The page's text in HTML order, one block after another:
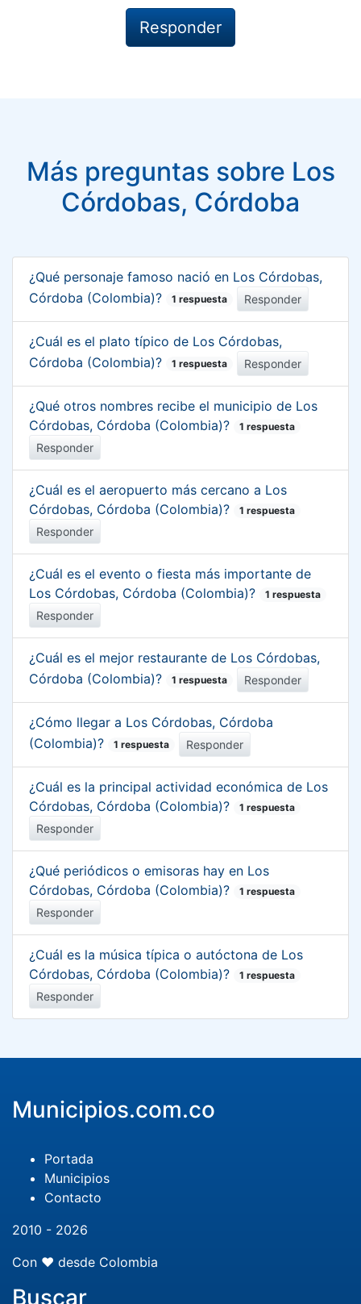
Más preguntas sobre Los
Córdobas, Córdoba
¿Qué personaje famoso nació en Los Córdobas,
Córdoba (Colombia)?
1 respuesta Responder
¿Cuál es el plato típico de Los Córdobas,
Córdoba (Colombia)?
1 respuesta Responder
¿Qué otros nombres recibe el municipio de Los
Córdobas, Córdoba (Colombia)?
1 respuesta
Responder
¿Cuál es el aeropuerto más cercano a Los
Córdobas, Córdoba (Colombia)?
1 respuesta
Responder
¿Cuál es el evento o fiesta más importante de
Los Córdobas, Córdoba (Colombia)?
1 respuesta
Responder
¿Cuál es el mejor restaurante de Los Córdobas,
Córdoba (Colombia)?
1 respuesta Responder
¿Cómo llegar a Los Córdobas, Córdoba
(Colombia)?
1 respuesta Responder
¿Cuál es la principal actividad económica de Los
Córdobas, Córdoba (Colombia)?
1 respuesta
Responder
¿Qué periódicos o emisoras hay en Los
Córdobas, Córdoba (Colombia)?
1 respuesta
Responder
¿Cuál es la música típica o autóctona de Los
Córdobas, Córdoba (Colombia)?
1 respuesta
Responder
Municipios.com.co
Portada
Municipios
Contacto
2010 - 2026
Con ❤️ desde Colombia
Buscar